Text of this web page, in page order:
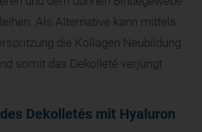
Als Alternative kann mittels
die Kollagen Neubildung
somit das Dekolleté verjüngt
Dekolletés mit Hyaluron